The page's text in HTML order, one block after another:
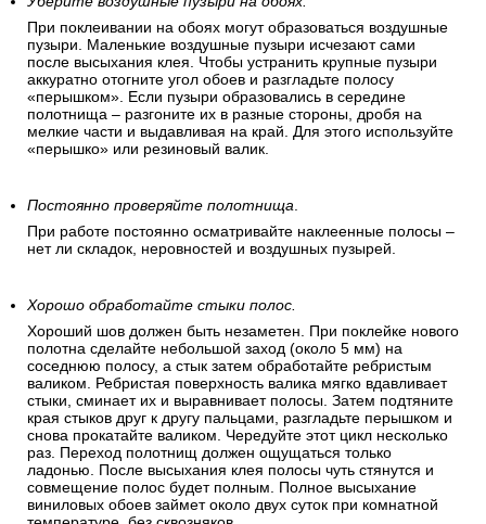
Обойные стыки должны быть хорошо промазаны. Излишек
клея затем выдавливается «перышком» и убирается
губкой. Если вы все сделали верно, то у вас получится
идеальный стык.
Уберите воздушные пузыри на обоях.
При поклеивании на обоях могут образоваться воздушные
пузыри. Маленькие воздушные пузыри исчезают сами
аккуратно отогните угол обоев и разгладьте полосу
«перышком». Если пузыри образовались в середине
полотнища – разгоните их в разные стороны, дробя на
мелкие части и выдавливая на край. Для этого используйте
Постоянно проверяйте полотнища
При работе постоянно осматривайте наклеенные полосы –
нет ли складок, неровностей и воздушных пузырей.
Хорошо обработайте стыки полос.
Хороший шов должен быть незаметен. При поклейке нового
полотна сделайте небольшой заход (около 5 мм) на
соседнюю полосу, а стык затем обработайте ребристым
валиком. Ребристая поверхность валика мягко вдавливает
стыки, сминает их и выравнивает полосы. Затем подтяните